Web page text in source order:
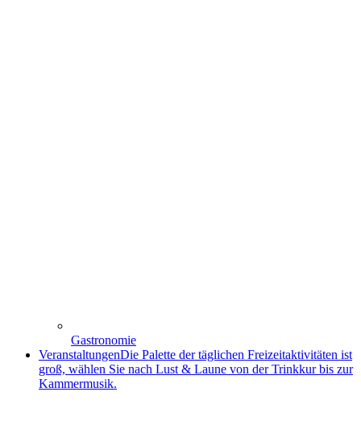
Gastronomie
VeranstaltungenDie Palette der täglichen Freizeitaktivitäten ist
groß, wählen Sie nach Lust & Laune von der Trinkkur bis zur
Kammermusik.